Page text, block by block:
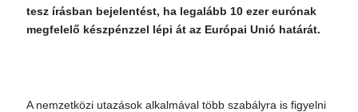
tesz írásban bejelentést, ha legalább 10 ezer eurónak
megfelelő készpénzzel lépi át az Európai Unió határát.
A nemzetközi utazások alkalmával több szabályra is figyelni